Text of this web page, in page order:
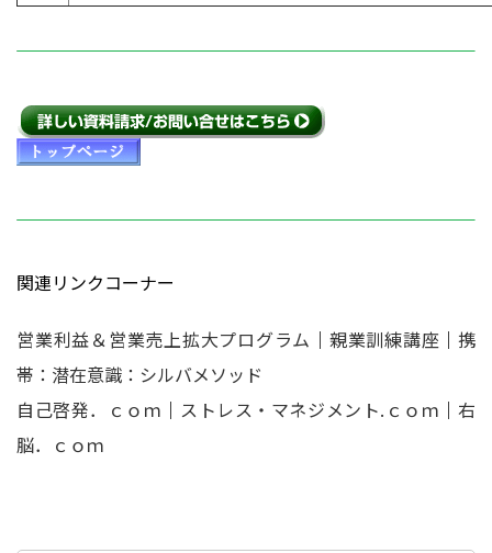
関連リンクコーナー
営業利益＆営業売上拡大プログラム ｜ 親業訓練講座 ｜ 携
帯：潜在意識：シルバメソッド
自己啓発．ｃｏｍ ｜ ストレス・マネジメント.ｃｏｍ ｜右
脳．ｃｏｍ